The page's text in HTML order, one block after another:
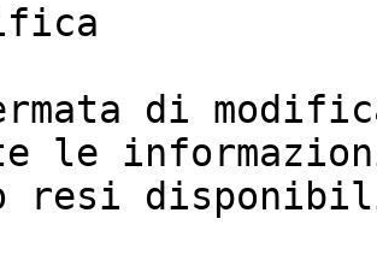
di
le
resi